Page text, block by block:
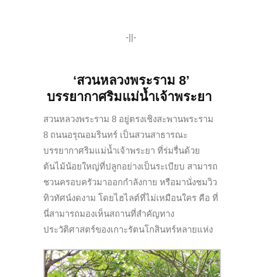
-||-
‘สวนหลวงพระราม 8’
บรรยากาศริมแม่น้ำเจ้าพระยา
สวนหลวงพระราม 8 อยู่ตรงเชิงสะพานพระราม
8 ถนนอรุณอมรินทร์ เป็นสวนสาธารณะ
บรรยากาศริมแม่น้ำเจ้าพระยา ที่ร่มรื่นด้วย
ต้นไม้น้อยใหญ่ที่ปลูกอย่างเป็นระเบียบ สามารถ
ชวนครอบครัวมาออกกำลังกาย หรือมานั่งชมวิว
ทิวทัศน์งดงาม โดยไฮไลต์ที่ไม่เหมือนใคร คือ ที่
นี่สามารถมองเห็นสถานที่สำคัญทาง
ประวัติศาสตร์ของเกาะรัตนโกสินทร์หลายแห่ง